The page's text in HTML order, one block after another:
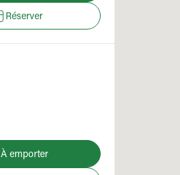
Réserver
À emporter